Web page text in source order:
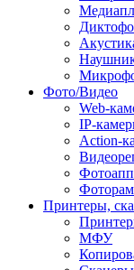
Фото/Видео
Web-
IP-
Action-
Принтеры,
МФУ